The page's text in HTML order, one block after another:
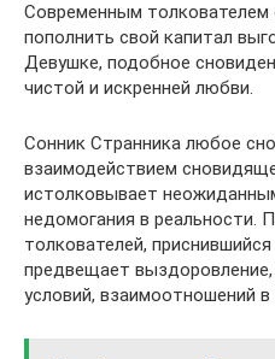
Современным толкователем
пополнить свой капитал
Девушке, подобное
чистой и искренней любви.
Сонник Странника любое
взаимодействием
истолковывает
недомогания в реальности.
толкователей,
предвещает
условий, взаимоотношений в